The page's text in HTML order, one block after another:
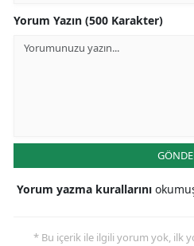
Yorum Yazın (500 Karakter)
Yorum yazma kurallarını
* Bu içerik ile ilgili yorum yok, ilk